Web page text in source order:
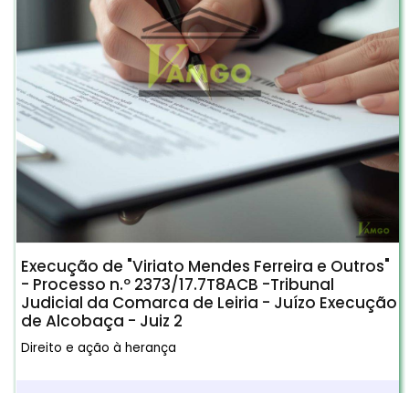
Execução de "Viriato Mendes Ferreira e Outros"
- Processo n.º 2373/17.7T8ACB -Tribunal
Judicial da Comarca de Leiria - Juízo Execução
de Alcobaça - Juiz 2
Direito e ação à herança